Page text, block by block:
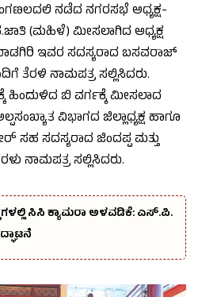
ನಡೆದ ನಗರಸಭೆ ಅಧ್ಯಕ್ಷ-
(ಮಹಿಳೆ) ಮೀಸಲಾಗಿದ ಅಧ್ಯಕ್ಷ
ಇವರ ಸದಸ್ಯರಾದ ಬಸವರಾಜ್
ತೆರಳಿ ನಾಮಪತ್ರ ಸಲ್ಲಿಸಿದರು.
ಹಿಂದುಳಿದ ಬಿ ವರ್ಗಕ್ಕೆ ಮೀಸಲಾದ
ವಿಭಾಗದ ಜಿಲ್ಲಾಧ್ಯಕ್ಷ ಹಾಗೂ
ಸಹ ಸದಸ್ಯರಾದ ಜಿಂದಪ್ಪ ಮತ್ತು
ನಾಮಪತ್ರ ಸಲ್ಲಿಸಿದರು.
ಸಿಸಿ ಕ್ಯಾಮರಾ ಅಳವಡಿಕೆ: ಎಸ್.ಪಿ.